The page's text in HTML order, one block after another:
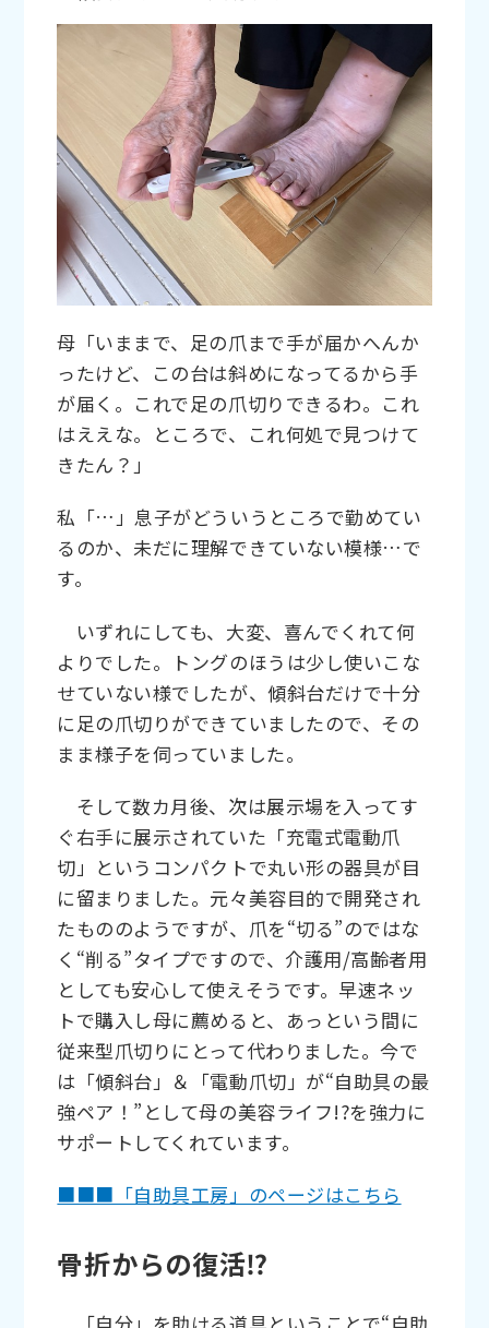
母「いままで、足の爪まで手が届かへんか
ったけど、この台は斜めになってるから手
が届く。これで足の爪切りできるわ。これ
はええな。ところで、これ何処で見つけて
きたん？」
私「…」息子がどういうところで勤めてい
るのか、未だに理解できていない模様…で
す。
いずれにしても、大変、喜んでくれて何
よりでした。トングのほうは少し使いこな
せていない様でしたが、傾斜台だけで十分
に足の爪切りができていましたので、その
まま様子を伺っていました。
そして数カ月後、次は展示場を入ってす
ぐ右手に展示されていた「充電式電動爪
切」というコンパクトで丸い形の器具が目
に留まりました。元々美容目的で開発され
たもののようですが、爪を“切る”のではな
く“削る”タイプですので、介護用/高齢者用
としても安心して使えそうです。早速ネッ
トで購入し母に薦めると、あっという間に
従来型爪切りにとって代わりました。今で
は「傾斜台」＆「電動爪切」が“自助具の最
強ペア！”として母の美容ライフ!?を強力に
サポートしてくれています。
■■■「自助具工房」のページはこちら
骨折からの復活⁉